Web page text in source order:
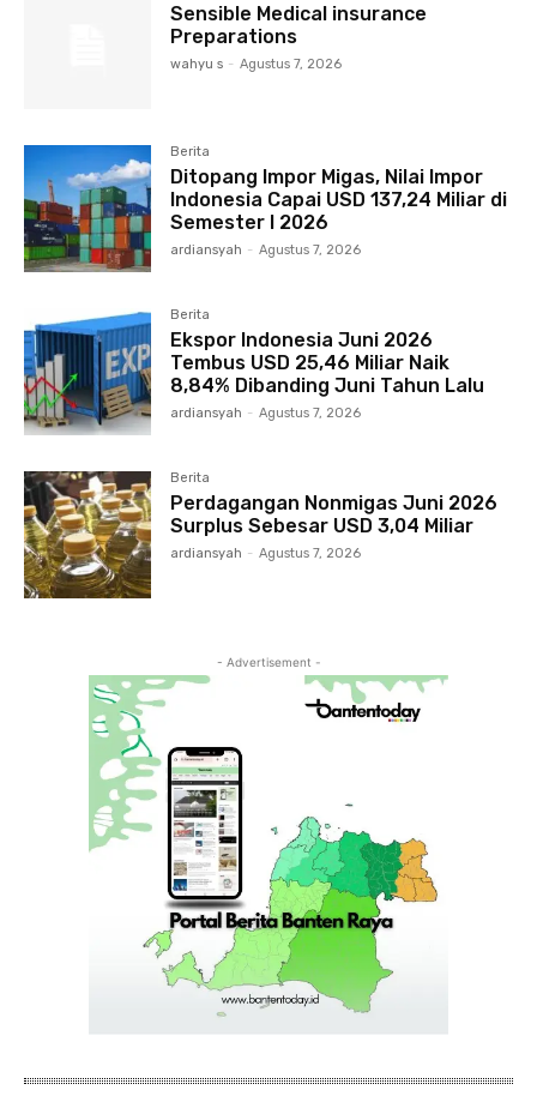
Sensible Medical insurance
Preparations
wahyu s - Agustus 7, 2026
Berita
Ditopang Impor Migas, Nilai Impor
Indonesia Capai USD 137,24 Miliar di
Semester I 2026
ardiansyah - Agustus 7, 2026
Berita
Ekspor Indonesia Juni 2026
Tembus USD 25,46 Miliar Naik
8,84% Dibanding Juni Tahun Lalu
ardiansyah - Agustus 7, 2026
Berita
Perdagangan Nonmigas Juni 2026
Surplus Sebesar USD 3,04 Miliar
ardiansyah - Agustus 7, 2026
- Advertisement -